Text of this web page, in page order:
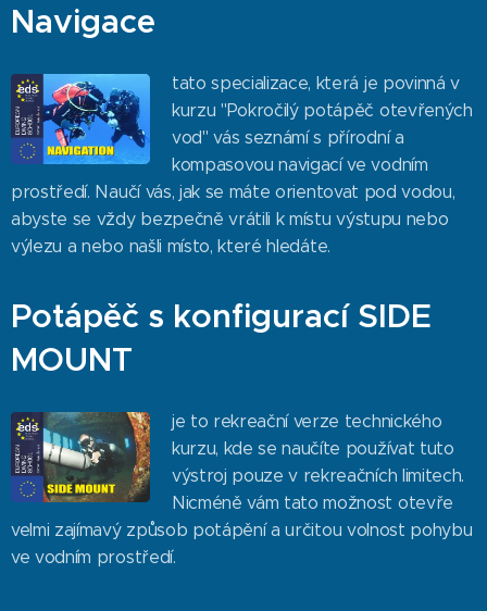
Navigace
tato specializace, která je povinná v
kurzu "Pokročilý potápěč otevřených
vod" vás seznámí s přírodní a
kompasovou navigací ve vodním
prostředí. Naučí vás, jak se máte orientovat pod vodou,
abyste se vždy bezpečně vrátili k místu výstupu nebo
výlezu a nebo našli místo, které hledáte.
Potápěč s konfigurací SIDE
MOUNT
je to rekreační verze technického
kurzu, kde se naučíte používat tuto
výstroj pouze v rekreačních limitech.
Nicméně vám tato možnost otevře
velmi zajímavý způsob potápění a určitou volnost pohybu
ve vodním prostředí.